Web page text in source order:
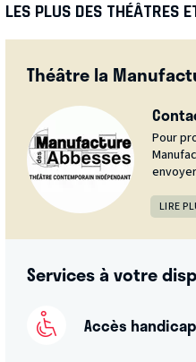
LES PLUS DES THÉÂTRES
Théâtre la
Pour
LIRE
Services à votre
Accès